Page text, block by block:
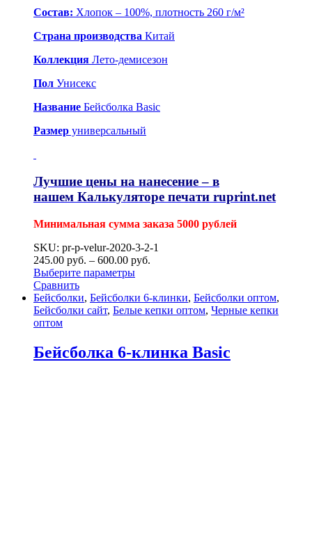
Состав: Хлопок – 100%, плотность 260 г/м²
Страна производства Китай
Коллекция Лето-демисезон
Пол Унисекс
Название Бейсболка Basic
Размер универсальный
Лучшие цены на нанесение – в
нашем Калькуляторе печати ruprint.net
Минимальная сумма заказа 5000 рублей
SKU: pr-p-velur-2020-3-2-1
245.00 руб. – 600.00 руб.
Выберите параметры
Сравнить
Бейсболки, Бейсболки 6-клинки, Бейсболки оптом,
Бейсболки сайт, Белые кепки оптом, Черные кепки
оптом
Бейсболка 6-клинка Basic